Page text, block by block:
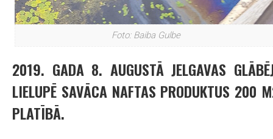
Foto: Baiba Gulbe
2019. GADA 8. AUGUSTĀ JELGAVAS
LIELUPĒ SAVĀCA NAFTAS PRODUKTUS 200
PLATĪBĀ.